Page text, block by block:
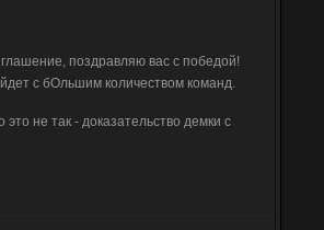
поздравляю вас с победой!
с бОльшим количеством команд.
не так - доказательство демки с